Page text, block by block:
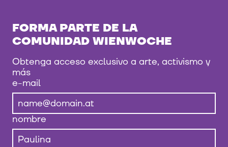
FORMA PARTE DE LA
COMUNIDAD WIENWOCHE
Obtenga acceso exclusivo a arte, activismo y
más
e-mail
nombre